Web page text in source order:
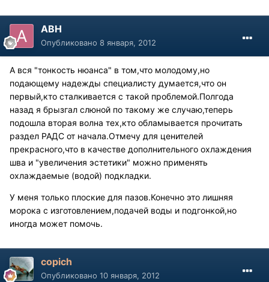
АВН
Опубликовано 8 января, 2012
А вся "тонкость нюанса" в том,что молодому,но
подающему надежды специалисту думается,что он
первый,кто сталкивается с такой проблемой.Полгода
назад я брызгал слюной по такому же случаю,теперь
подошла вторая волна тех,кто обламывается прочитать
раздел РАДС от начала.Отмечу для ценителей
прекрасного,что в качестве дополнительного охлаждения
шва и "увеличения эстетики" можно применять
охлаждаемые (водой) подкладки.
У меня только плоские для пазов.Конечно это лишняя
морока с изготовлением,подачей воды и подгонкой,но
иногда может помочь.
copich
Опубликовано 10 января, 2012